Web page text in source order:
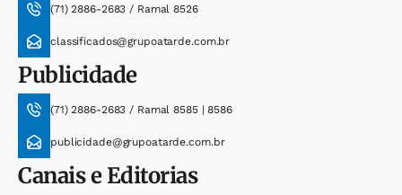
(71) 2886-2683 / Ramal 8526
classificados@grupoatarde.com.br
Publicidade
(71) 2886-2683 / Ramal 8585 | 8586
publicidade@grupoatarde.com.br
Canais e Editorias